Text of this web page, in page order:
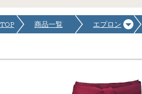
TOP 商品一覧 エプロン